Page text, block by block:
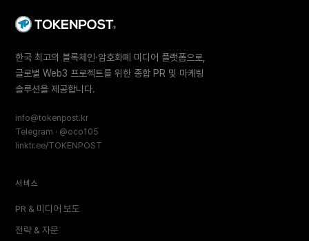
한국 최고의 블록체인·암호화폐 미디어 플랫폼으로,
글로벌 Web3 프로젝트를 위한 종합 PR 및 마케팅
솔루션을 제공합니다.
info@tokenpost.kr
Telegram · @oco105
linktr.ee/TOKENPOST
서비스
PR & 미디어 보도
전략 & 자문